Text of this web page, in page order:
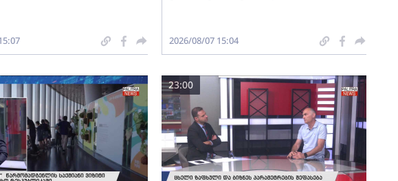
2026/08/07 15:04
23:00